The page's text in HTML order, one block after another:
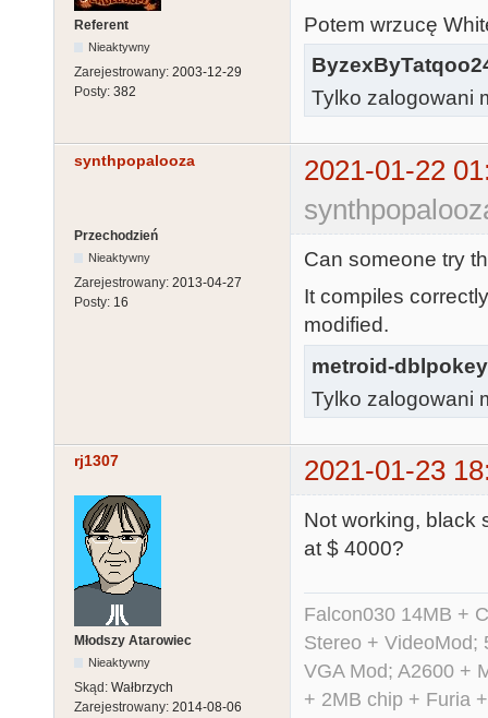
Referent
Nieaktywny
Zarejestrowany: 2003-12-29
Posty: 382
Potem wrzucę
Tylko zalogowani
synthpopalooza
2021-01-22
Przechodzień
Nieaktywny
Zarejestrowany: 2013-04-27
Posty: 16
Can someone try
It compiles
modified.
metroid-
Tylko zalogowani
rj1307 2021-01-23
Młodszy Atarowiec
Nieaktywny
Skąd: Wałbrzych
Zarejestrowany: 2014-08-06
Not working, black
at $ 4000?
Falcon030 14MB +
Stereo + VideoMod;
VGA Mod; A2600 +
+ 2MB chip + Furia